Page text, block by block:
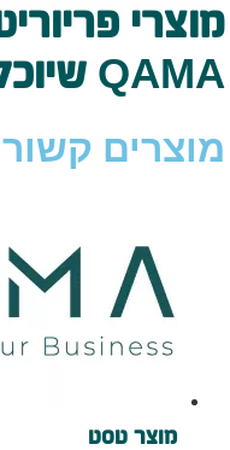
מוצרי
QAMA שיוכלו לעניין אותך:
מוצרים
מוצר טסט